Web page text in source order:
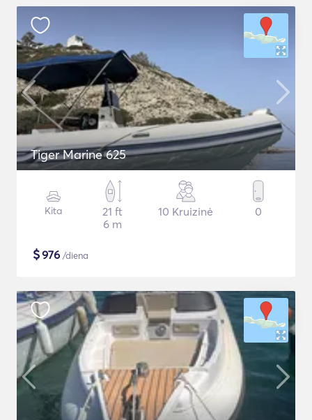
Tiger Marine 625
Kita
21 ft
6 m
10 Kruizinė 0
$976 /diena